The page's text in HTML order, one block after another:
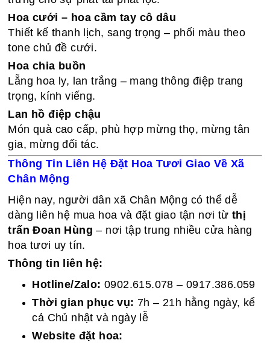
Hoa cưới – hoa cầm tay cô dâu
Thiết kế thanh lịch, sang trọng – phối màu theo
tone chủ đề cưới.
Hoa chia buồn
Lẵng hoa ly, lan trắng – mang thông điệp trang
trọng, kính viếng.
Lan hồ điệp chậu
Món quà cao cấp, phù hợp mừng thọ, mừng tân
gia, mừng đối tác.
Thông Tin Liên Hệ Đặt Hoa Tươi Giao Về Xã
Chân Mộng
Hiện nay, người dân xã Chân Mộng có thể dễ
dàng liên hệ mua hoa và đặt giao tận nơi từthị
trấn Đoan Hùng – nơi tập trung nhiều cửa hàng
hoa tươi uy tín.
Thông tin liên hệ:
Hotline/Zalo: 0902.615.078 – 0917.386.059
Thời gian phục vụ: 7h – 21h hằng ngày, kể
cả Chủ nhật và ngày lễ
Website đặt hoa: